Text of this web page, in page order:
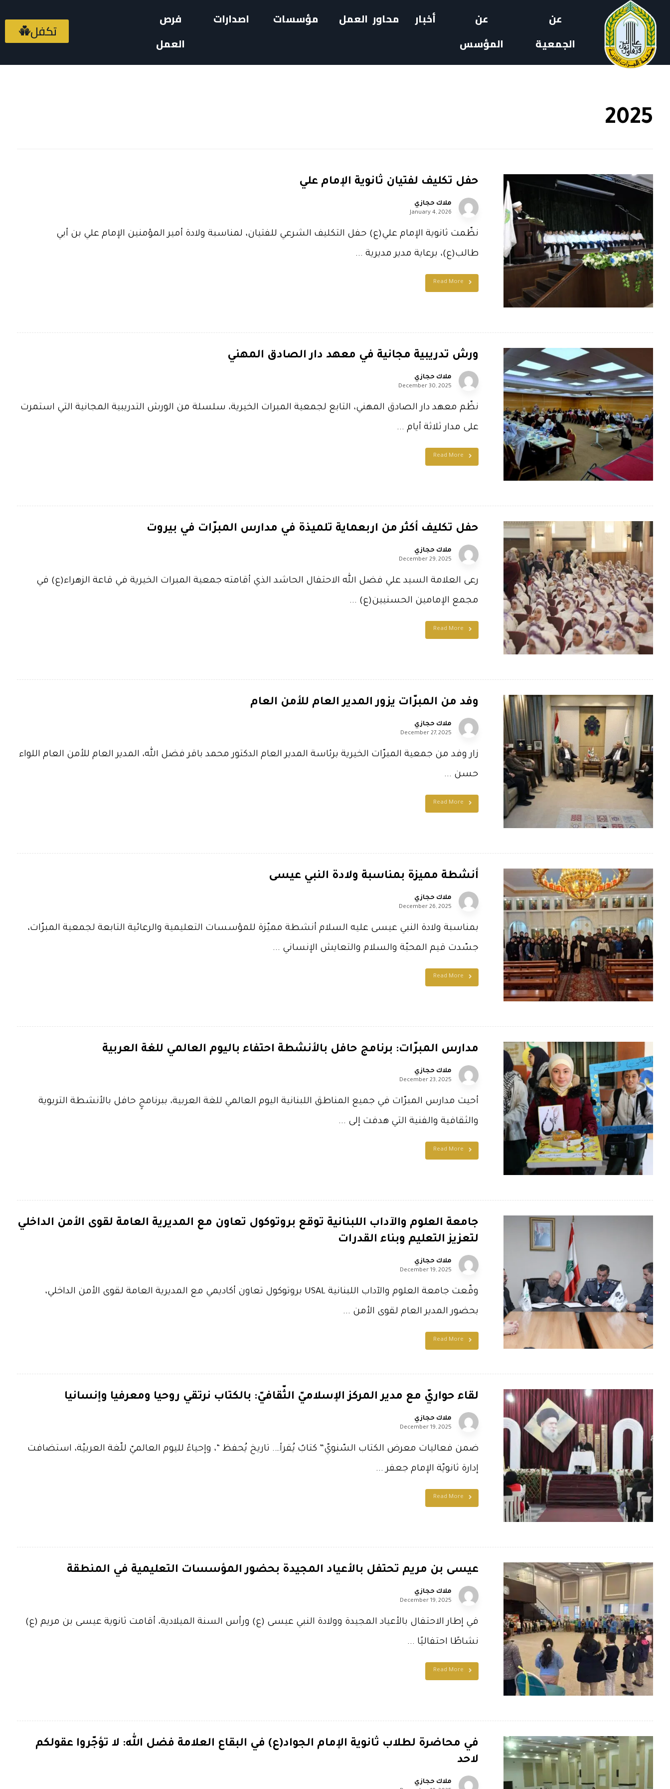
عن
الجمعية
عن
المؤسس
أخبار محاور العمل مؤسسات اصدارات
فرص
العمل
تكفل
2025
حفل تكليف لفتيان ثانوية الإمام علي
ملاك حجازي
January 4, 2026
نظّمت ثانوية الإمام علي(ع) حفل التكليف الشرعي للفتيان، لمناسبة ولادة أمير المؤمنين الإمام علي بن أبي
طالب(ع)، برعاية مدير مديرية ...
Read More
ورش تدريبية مجانية في معهد دار الصادق المهني
ملاك حجازي
December 30, 2025
نظّم معهد دار الصادق المهني، التابع لجمعية المبرات الخيرية، سلسلة من الورش التدريبية المجانية التي استمرت
على مدار ثلاثة أيام ...
Read More
حفل تكليف أكثر من اربعماية تلميذة في مدارس المبرّات في بيروت
ملاك حجازي
December 29, 2025
رعى العلامة السيد علي فضل الله الاحتفال الحاشد الذي أقامته جمعية المبرات الخيرية في قاعة الزهراء(ع) في
مجمع الإمامين الحسنيين(ع) ...
Read More
وفد من المبرّات يزور المدير العام للأمن العام
ملاك حجازي
December 27, 2025
زار وفد من جمعية المبرّات الخيرية برئاسة المدير العام الدكتور محمد باقر فضل الله، المدير العام للأمن العام اللواء
حسن ...
Read More
أنشطة مميزة بمناسبة ولادة النبي عيسى
ملاك حجازي
December 26, 2025
بمناسبة ولادة النبي عيسى عليه السلام أنشطة مميّزة للمؤسسات التعليمية والرعائية التابعة لجمعية المبرّات،
جسّدت قيم المحبّة والسلام والتعايش الإنساني ...
Read More
مدارس المبرّات: برنامج حافل بالأنشطة احتفاء باليوم العالمي للغة العربية
ملاك حجازي
December 23, 2025
أحيت مدارس المبرّات في جميع المناطق اللبنانية اليوم العالمي للغة العربية، ببرنامجٍ حافل بالأنشطة التربوية
والثقافية والفنية التي هدفت إلى ...
Read More
جامعة العلوم والآداب اللبنانية توقع بروتوكول تعاون مع المديرية العامة لقوى الأمن الداخلي
لتعزيز التعليم وبناء القدرات
ملاك حجازي
December 19, 2025
وقّعت جامعة العلوم والآداب اللبنانية USAL بروتوكول تعاون أكاديمي مع المديرية العامة لقوى الأمن الداخلي،
بحضور المدير العام لقوى الأمن ...
Read More
لقاء حواريّ مع مدير المركز الإسلاميّ الثّقافيّ: بالكتاب نرتقي روحيا ومعرفيا وإنسانيا
ملاك حجازي
December 19, 2025
ضمن فعاليات معرض الكتاب السّنويّ” كتابٌ يُقرأ…. تاريخ يُحفظ “، وإحياءً لليوم العالميّ للّغة العربيّة، استضافت
إدارة ثانويّة الإمام جعفر ...
Read More
عيسى بن مريم تحتفل بالأعياد المجيدة بحضور المؤسسات التعليمية في المنطقة
ملاك حجازي
December 19, 2025
في إطار الاحتفال بالأعياد المجيدة وولادة النبي عيسى (ع) ورأس السنة الميلادية، أقامت ثانوية عيسى بن مريم (ع)
نشاطًا احتفاليًا ...
Read More
في محاضرة لطلاب ثانوية الإمام الجواد(ع) في البقاع العلامة فضل الله: لا تؤجّروا عقولكم
لاحد
ملاك حجازي